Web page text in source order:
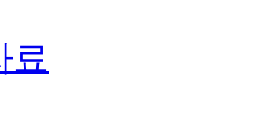
료